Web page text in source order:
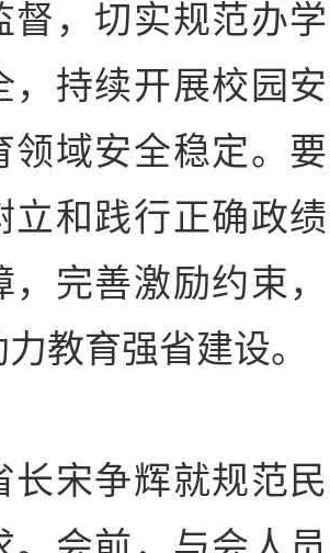
督，切实规范办
，持续开展校园
领域安全稳定。
立和践行正确政
，完善激励约束
教育强省建设。
争辉就规范民